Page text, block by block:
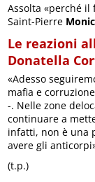
Assolta «perché il
Saint-Pierre
Le reazioni
Donatella
«Adesso
mafia e
-. Nelle zone
continuare a
infatti, non è una
avere gli
(t.p.)